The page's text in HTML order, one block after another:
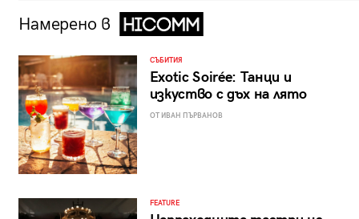
Намерено в
СЪБИТИЯ
Exotic Soirée: Танци и
изкуство с дъх на лято
ОТ ИВАН ПЪРВАНОВ
FEATURE